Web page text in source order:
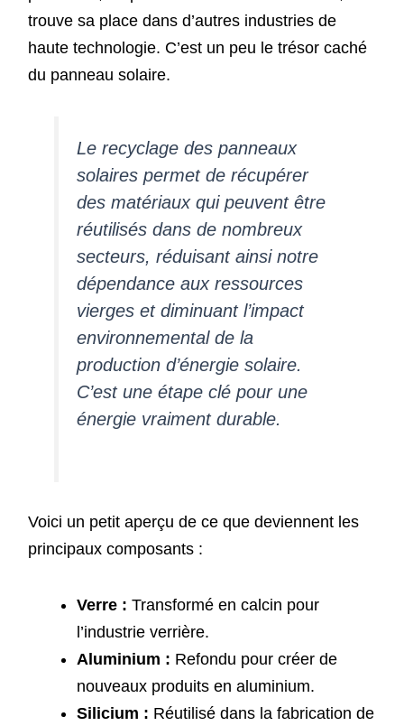
trouve sa place dans d’autres industries de
haute technologie. C’est un peu le trésor caché
du panneau solaire.
Le recyclage des panneaux
solaires permet de récupérer
des matériaux qui peuvent être
réutilisés dans de nombreux
secteurs, réduisant ainsi notre
dépendance aux ressources
vierges et diminuant l’impact
environnemental de la
production d’énergie solaire.
C’est une étape clé pour une
énergie vraiment durable.
Voici un petit aperçu de ce que deviennent les
principaux composants :
Verre : Transformé en calcin pour
l’industrie verrière.
Aluminium : Refondu pour créer de
nouveaux produits en aluminium.
Silicium : Réutilisé dans la fabrication de